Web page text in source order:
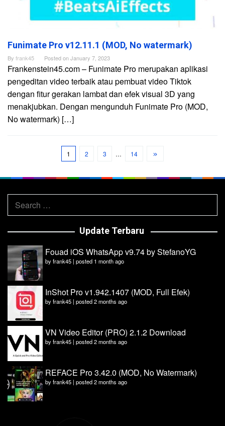
Funimate Pro v12.11.1 (MOD, No watermark)
By frank45 Posted onJanuary 7, 2023
Frankenstein45.com – Funimate Pro merupakan aplikasi
pengeditan video terbaik atau pembuat video Tiktok
dengan fitur gerakan lambat dan efek visual 3D yang
menakjubkan. Dengan mengunduh Funimate Pro (MOD,
No watermark) […]
1 2 3 … 14
Search
for:
Update Terbaru
Fouad iOS WhatsApp v9.74 by StefanoYG
byfrank45 | posted 1 month ago
InShot Pro v1.942.1407 (MOD, Full Efek)
byfrank45 | posted 2 months ago
VN Video Editor (PRO) 2.1.2 Download
byfrank45 | posted 2 months ago
REFACE Pro 3.42.0 (MOD, No Watermark)
byfrank45 | posted 2 months ago